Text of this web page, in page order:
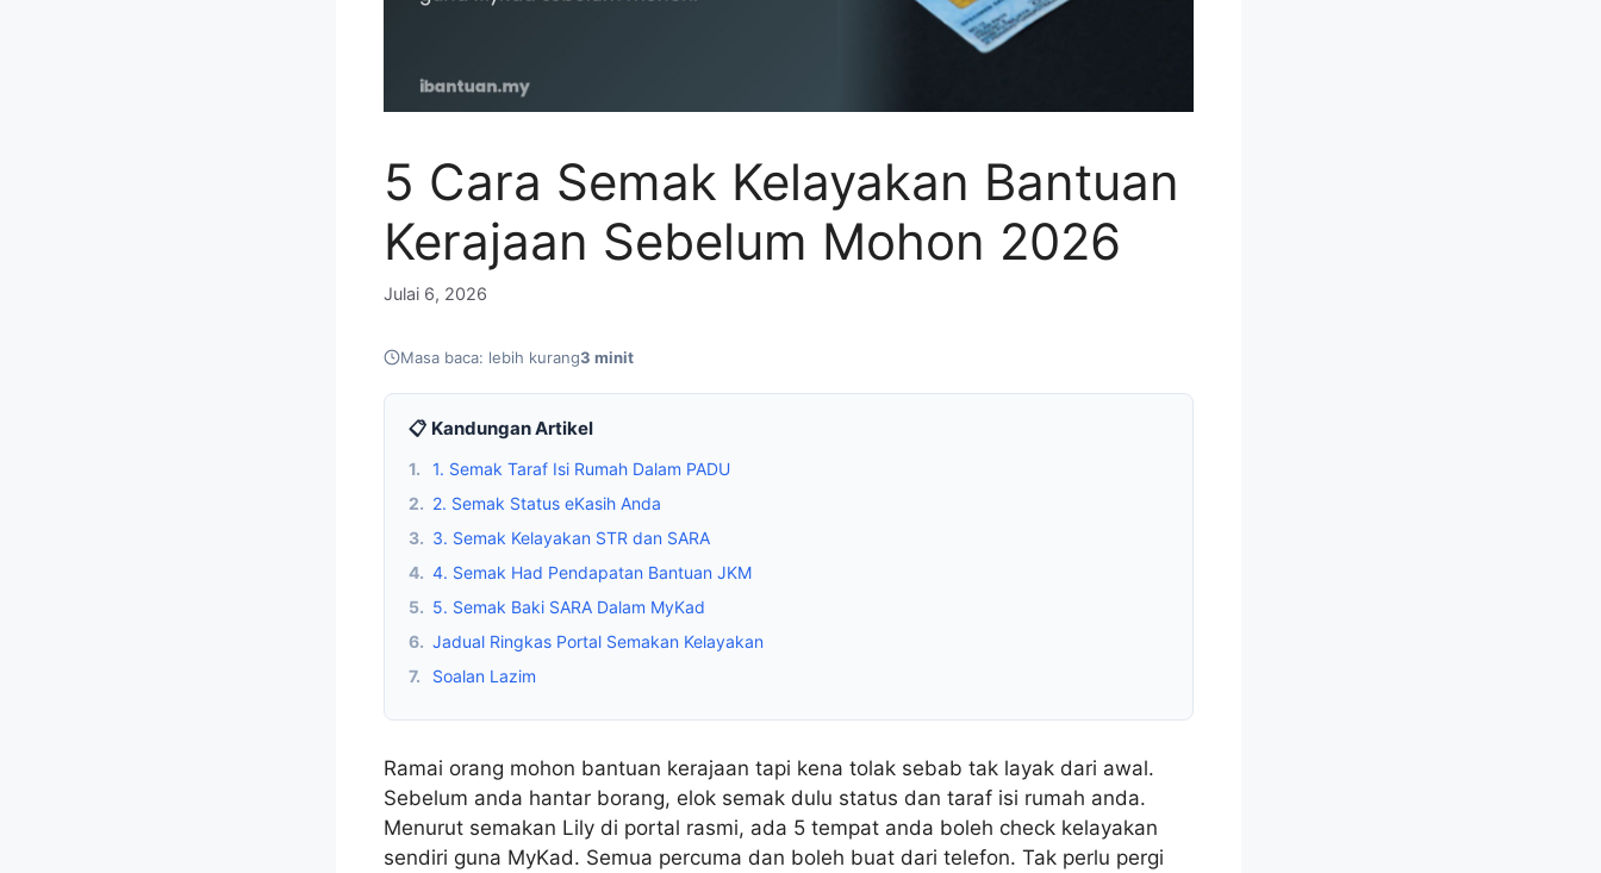
5 Cara Semak Kelayakan Bantuan
Kerajaan Sebelum Mohon 2026
Julai 6, 2026
Masa baca: lebih kurang3 minit
📋 Kandungan Artikel
1.
1. Semak Taraf Isi Rumah Dalam PADU
2. 2. Semak Status eKasih Anda
3. 3. Semak Kelayakan STR dan SARA
4. 4. Semak Had Pendapatan Bantuan JKM
5. 5. Semak Baki SARA Dalam MyKad
6. Jadual Ringkas Portal Semakan Kelayakan
7.
Soalan Lazim
Ramai orang mohon bantuan kerajaan tapi kena tolak sebab tak layak dari awal.
Sebelum anda hantar borang, elok semak dulu status dan taraf isi rumah anda.
Menurut semakan Lily di portal rasmi, ada 5 tempat anda boleh check kelayakan
sendiri guna MyKad. Semua percuma dan boleh buat dari telefon. Tak perlu pergi